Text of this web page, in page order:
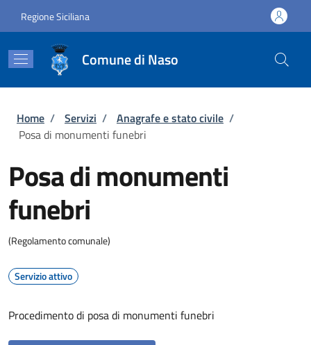
Regione Siciliana
Comune di Naso
Briciole di pane
Home / Servizi / Anagrafe e stato civile /
Posa di monumenti funebri
Posa di monumenti
funebri
(Regolamento comunale)
Servizio attivo
Procedimento di posa di monumenti funebri